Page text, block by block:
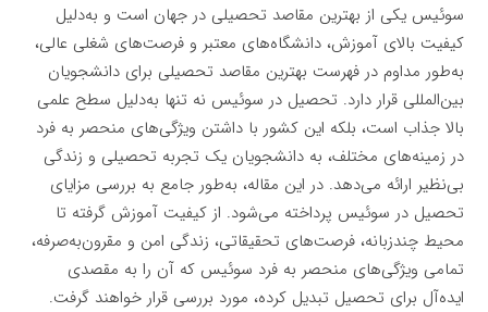
سوئیس یکی از بهترین مقاصد تحصیلی در جهان است و به‌دلیل
کیفیت بالای آموزش، دانشگاه‌های معتبر و فرصت‌های شغلی عالی،
به‌طور مداوم در فهرست بهترین مقاصد تحصیلی برای دانشجویان
بین‌المللی قرار دارد. تحصیل در سوئیس نه تنها به‌دلیل سطح علمی
بالا جذاب است، بلکه این کشور با داشتن ویژگی‌های منحصر به فرد
در زمینه‌های مختلف، به دانشجویان یک تجربه تحصیلی و زندگی
بی‌نظیر ارائه می‌دهد. در این مقاله، به‌طور جامع به بررسی مزایای
تحصیل در سوئیس پرداخته می‌شود. از کیفیت آموزش گرفته تا
محیط چندزبانه، فرصت‌های تحقیقاتی، زندگی امن و مقرون‌به‌صرفه،
تمامی ویژگی‌های منحصر به فرد سوئیس که آن را به مقصدی
ایده‌آل برای تحصیل تبدیل کرده، مورد بررسی قرار خواهند گرفت.